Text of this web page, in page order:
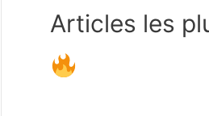
Articles les